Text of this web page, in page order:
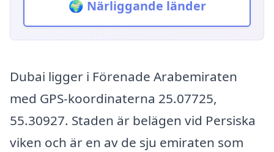
🌍 Närliggande länder
Dubai ligger i Förenade Arabemiraten
med GPS-koordinaterna 25.07725,
55.30927. Staden är belägen vid Persiska
viken och är en av de sju emiraten som